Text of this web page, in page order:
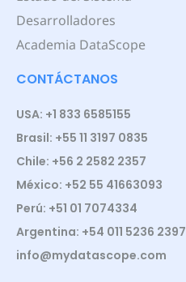
Desarrolladores
Academia DataScope
CONTÁCTANOS
USA: +1 833 6585155
Brasil: +55 11 3197 0835
Chile: +56 2 2582 2357
México: +52 55 41663093
Perú: +51 01 7074334
Argentina: +54 011 5236 2397
info@mydatascope.com